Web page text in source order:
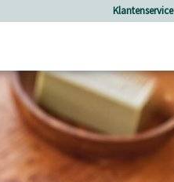
Klantenservice